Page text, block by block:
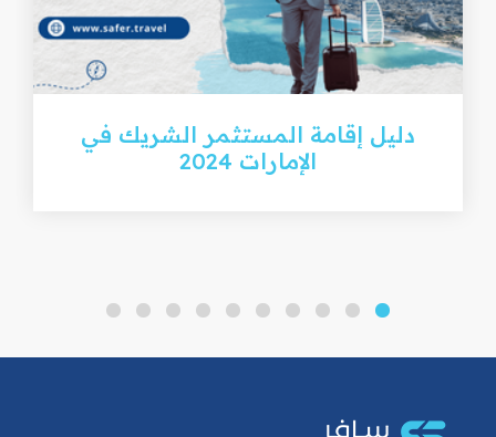
دليل إقامة المستثمر الشريك في
الإمارات 2024